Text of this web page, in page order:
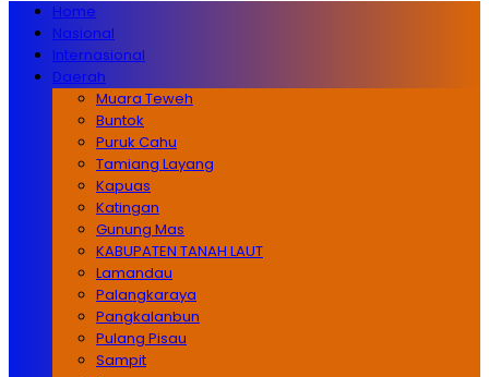
Home
Nasional
Internasional
Daerah
Muara Teweh
Buntok
Puruk Cahu
Tamiang Layang
Kapuas
Katingan
Gunung Mas
KABUPATEN TANAH LAUT
Lamandau
Palangkaraya
Pangkalanbun
Pulang Pisau
Sampit